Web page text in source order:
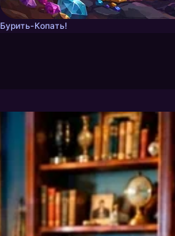
Бурить-Копать!